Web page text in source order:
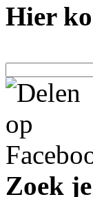
Hier
Zoek